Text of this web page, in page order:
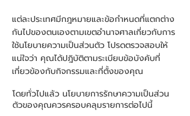
แต่ละประเทศมีกฎหมายและข้อกำหนดที่แตกต่าง
กันไปของตนเองตามเขตอำนาจศาลเกี่ยวกับการ
ใช้นโยบายความเป็นส่วนตัว โปรดตรวจสอบให้
แน่ใจว่า คุณได้ปฎิบัติตามระเบียบข้อบังคับที่
เกี่ยวข้องกับกิจกรรมและที่ตั้งของคุณ
โดยทั่วไปแล้ว นโยบายการรักษาความเป็นส่วน
ตัวของคุณควรครอบคลุมรายการต่อไปนี้